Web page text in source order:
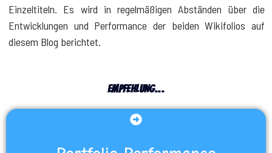
Einzeltiteln. Es wird in regelmäßigen Abständen über die
Entwicklungen und Performance der beiden Wikifolios auf
diesem Blog berichtet.
Empfehlung...